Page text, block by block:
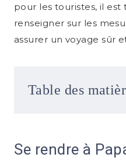
pour les touristes, il est
renseigner sur les
assurer un voyage sûr
Table des
Se rendre à